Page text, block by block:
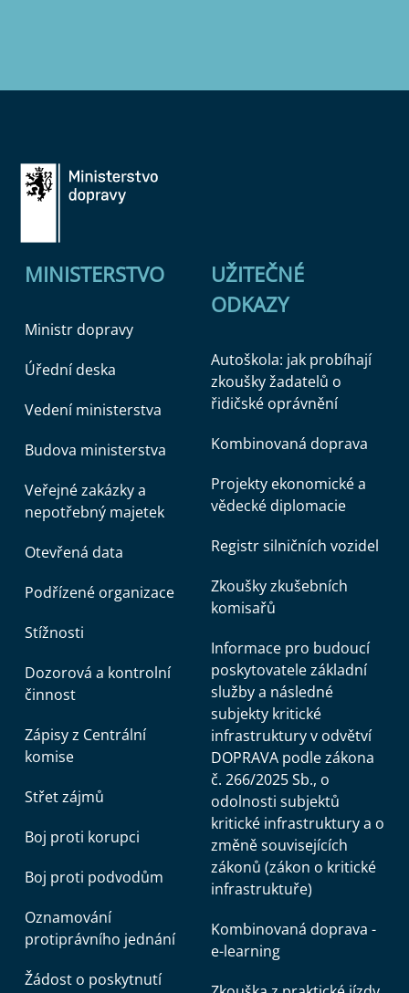
MINISTERSTVO
Ministr dopravy
Úřední deska
Vedení ministerstva
Budova ministerstva
Veřejné zakázky a
nepotřebný majetek
Otevřená data
Podřízené organizace
Stížnosti
Dozorová a kontrolní
činnost
Zápisy z Centrální
komise
Střet zájmů
Boj proti korupci
Boj proti podvodům
Oznamování
protiprávního jednání
Žádost o poskytnutí
UŽITEČNÉ
ODKAZY
Autoškola: jak probíhají
zkoušky žadatelů o
řidičské oprávnění
Kombinovaná doprava
Projekty ekonomické a
vědecké diplomacie
Registr silničních vozidel
Zkoušky zkušebních
komisařů
Informace pro budoucí
poskytovatele základní
služby a následné
subjekty kritické
infrastruktury v odvětví
DOPRAVA podle zákona
č. 266/2025 Sb., o
odolnosti subjektů
kritické infrastruktury a o
změně souvisejících
zákonů (zákon o kritické
infrastruktuře)
Kombinovaná doprava -
e-learning